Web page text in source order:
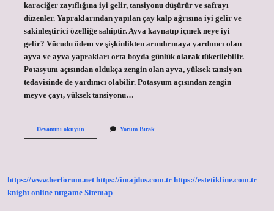
karaciğer zayıflığına iyi gelir, tansiyonu düşürür ve safrayı
düzenler. Yapraklarından yapılan çay kalp ağrısına iyi gelir ve
sakinleştirici özelliğe sahiptir. Ayva kaynatıp içmek neye iyi
gelir? Vücudu ödem ve şişkinlikten arındırmaya yardımcı olan
ayva ve ayva yaprakları orta boyda günlük olarak tüketilebilir.
Potasyum açısından oldukça zengin olan ayva, yüksek tansiyon
tedavisinde de yardımcı olabilir. Potasyum açısından zengin
meyve çayı, yüksek tansiyonu…
Devamını okuyunAyva
Yorum Bırak
https://www.herforum.net https://imajdus.com.tr https://estetikline.com.tr
knight online nttgame Sitemap